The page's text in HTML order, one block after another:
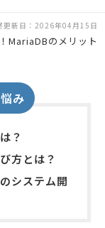
更新日：2026年04月15日
み
？
方とは？
システム開